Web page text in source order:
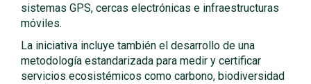
sistemas GPS, cercas electrónicas e infraestructuras
móviles.
La iniciativa incluye también el desarrollo de una
metodología estandarizada para medir y certificar
servicios ecosistémicos como carbono, biodiversidad